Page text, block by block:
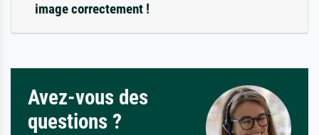
image correctement !
Avez-vous des
questions ?